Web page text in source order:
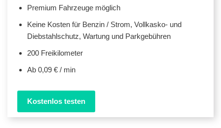
Premium Fahrzeuge möglich
Keine Kosten für Benzin / Strom, Vollkasko- und
Diebstahlschutz, Wartung und Parkgebühren
200 Freikilometer
Ab 0,09 € / min
Kostenlos testen